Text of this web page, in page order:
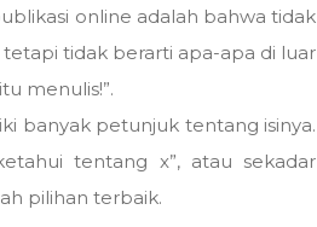
online adalah bahwa tidak
tidak berarti apa-apa di luar
menulis!”.
banyak petunjuk tentang isinya.
tentang x”, atau sekadar
pilihan terbaik.